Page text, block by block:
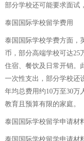
部分学校还可能要求面试
泰国国际学校留学费用
泰国国际学校学费方面，
币，部分高端学校可达25
住宿、餐饮及日常开销。
一次性支出，部分学校还
年均总费用约10万至30万
教育且预算有限的家庭。
泰国国际学校留学申请材
泰国国际学校留学申请材